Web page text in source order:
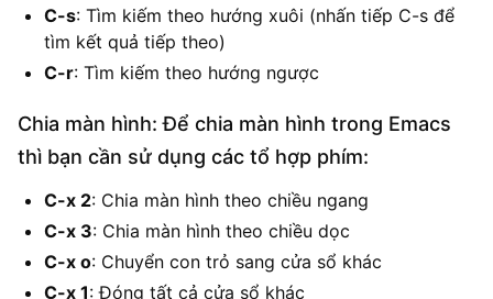
C-s: Tìm kiếm theo hướng xuôi (nhấn tiếp C-s để
tìm kết quả tiếp theo)
C-r: Tìm kiếm theo hướng ngược
Chia màn hình: Để chia màn hình trong Emacs
thì bạn cần sử dụng các tổ hợp phím:
C-x 2: Chia màn hình theo chiều ngang
C-x 3: Chia màn hình theo chiều dọc
C-x o: Chuyển con trỏ sang cửa sổ khác
C-x 1: Đóng tất cả cửa sổ khác